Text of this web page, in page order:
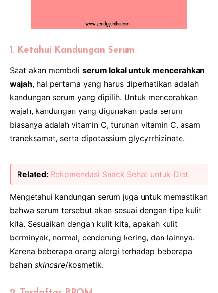
1. Ketahui Kandungan Serum
Saat akan membeli serum lokal untuk mencerahkan
wajah, hal pertama yang harus diperhatikan adalah
kandungan serum yang dipilih. Untuk mencerahkan
wajah, kandungan yang digunakan pada serum
biasanya adalah vitamin C, turunan vitamin C, asam
traneksamat, serta dipotassium glycyrrhizinate.
Related: Rekomendasi Snack Sehat untuk Diet
Mengetahui kandungan serum juga untuk memastikan
bahwa serum tersebut akan sesuai dengan tipe kulit
kita. Sesuaikan dengan kulit kita, apakah kulit
berminyak, normal, cenderung kering, dan lainnya.
Karena beberapa orang alergi terhadap beberapa
bahan skincare/kosmetik.